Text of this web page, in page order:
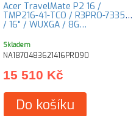
Acer TravelMate P2 16 /
TMP216-41-TCO / R3PRO-7335U
/ 16" / WUXGA / 8G…
Skladem
NA1870483621416PR090
15 510 Kč
Do košíku